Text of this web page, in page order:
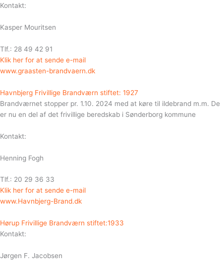
Kontakt:
Kasper Mouritsen
Tlf.: 28 49 42 91
Klik her for at sende e-mail
www.graasten-brandvaern.dk
Havnbjerg Frivillige Brandværn stiftet: 1927
Brandværnet stopper pr. 1.10. 2024 med at køre til ildebrand m.m. De
er nu en del af det frivillige beredskab i Sønderborg kommune
Kontakt:
Henning Fogh
Tlf.: 20 29 36 33
Klik her for at sende e-mail
www.Havnbjerg-Brand.dk
Hørup Frivillige Brandværn stiftet:1933
Kontakt:
Jørgen F. Jacobsen